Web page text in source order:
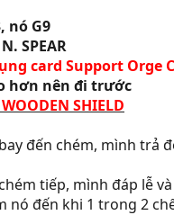
nó G9
SPEAR
card Support Orge
hơn nên đi trước
SHIELD
đến chém, mình trả
tiếp, mình đáp lễ
nó đến khi 1 trong 2